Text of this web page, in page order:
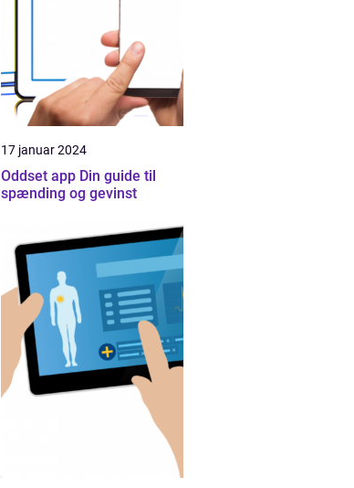
17 januar 2024
Oddset app Din guide til
spænding og gevinst